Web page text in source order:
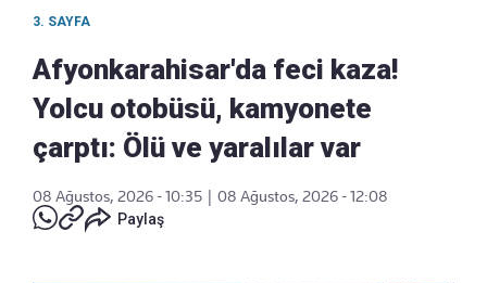
3. SAYFA
Afyonkarahisar'da feci kaza!
Yolcu otobüsü, kamyonete
çarptı: Ölü ve yaralılar var
08 Ağustos, 2026 - 10:35
08 Ağustos, 2026 - 12:08
Paylaş